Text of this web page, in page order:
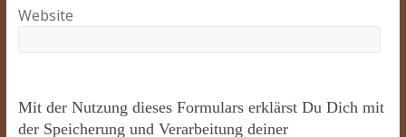
Website
Mit der Nutzung dieses Formulars erklärst Du Dich mit
der Speicherung und Verarbeitung deiner